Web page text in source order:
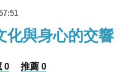
化與身心的交響
0 推薦 0